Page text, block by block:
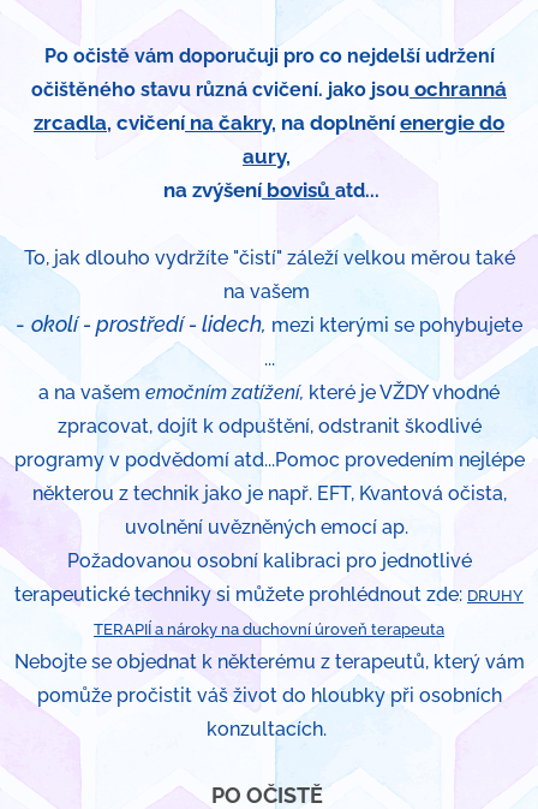
Po očistě vám doporučuji pro co nejdelší udržení
očištěného stavu různá cvičení. jako jsou ochranná
zrcadla, cvičenína čakry, na doplněníenergie do
aury,
na zvýšeníbovisů atd...
To, jak dlouho vydržíte "čistí" záleží velkou měrou také
na vašem
- okolí - prostředí - lidech, mezi kterými se pohybujete
...
a na vašem emočním zatížení, které je VŽDY vhodné
zpracovat, dojít k odpuštění, odstranit škodlivé
programy v podvědomí atd...Pomoc provedením nejlépe
některou z technik jako je např. EFT, Kvantová očista,
uvolnění uvězněných emocí ap.
Požadovanou osobní kalibraci pro jednotlivé
terapeutické techniky si můžete prohlédnout zde: DRUHY
TERAPIÍ a nároky na duchovní úroveň terapeuta
Nebojte se objednat k některému z terapeutů, který vám
pomůže pročistit váš život do hloubky při osobních
konzultacích.
PO OČISTĚ